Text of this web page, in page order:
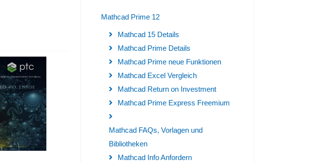
Mathcad Prime 12
Mathcad 15 Details
Mathcad Prime Details
Mathcad Prime neue Funktionen
Mathcad Excel Vergleich
Mathcad Return on Investment
Mathcad Prime Express Freemium
Mathcad FAQs, Vorlagen und
Bibliotheken
Mathcad Info Anfordern